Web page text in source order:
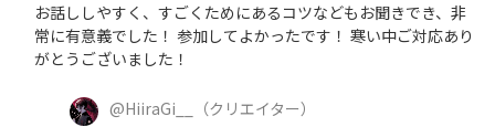
お話ししやすく、すごくためにあるコツなどもお聞きでき、非
常に有意義でした！ 参加してよかったです！ 寒い中ご対応あり
がとうございました！
@HiiraGi__
（クリエイター）